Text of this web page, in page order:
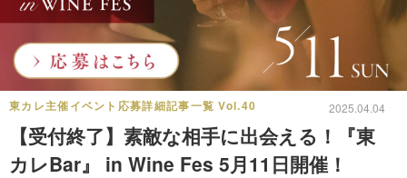
東カレ主催イベント応募詳細記事一覧 Vol.40 2025.04.04
【受付終了】素敵な相手に出会える！『東
カレBar』 in Wine Fes 5月11日開催！